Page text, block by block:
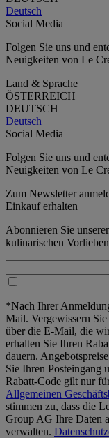
Deutsch
Social Media
Folgen Sie uns und
Neuigkeiten von Le
Land & Sprache
ÖSTERREICH
DEUTSCH
Deutsch
Social Media
Folgen Sie uns und
Neuigkeiten von Le
Zum Newsletter
Einkauf erhalten
Abonnieren Sie
kulinarischen
*Nach Ihrer
Mail. Vergewissern
über die E-Mail, die
erhalten Sie Ihren
dauern.
Sie Ihren Posteingang
Rabatt-Code gilt nur
Allgemeinen
stimmen zu, dass die
Group AG Ihre Daten
verwalten.